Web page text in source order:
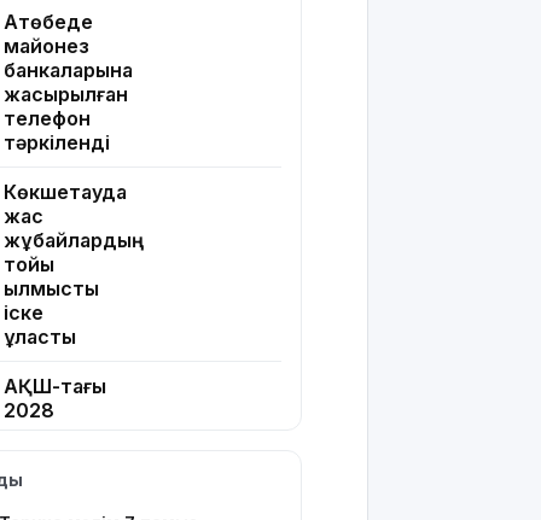
Ақтөбеде
майонез
банкаларына
жасырылған
телефон
тәркіленді
Көкшетауда
жас
жұбайлардың
тойы
қылмыстық
іске
ұласты
АҚШ-тағы
2028
Трамп